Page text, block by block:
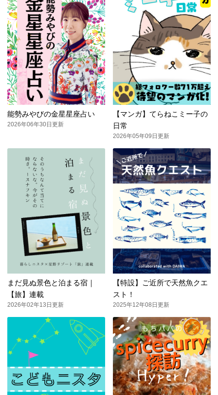
能勢みやびの金星星座占い
2026年06年30日更新
【マンガ】てらねこミー子の
日常
2026年05年09日更新
まだ見ぬ景色と泊まる宿｜
【旅】連載
2026年02年13日更新
【特設】ご近所で天然魚クエ
スト！
2025年12年08日更新